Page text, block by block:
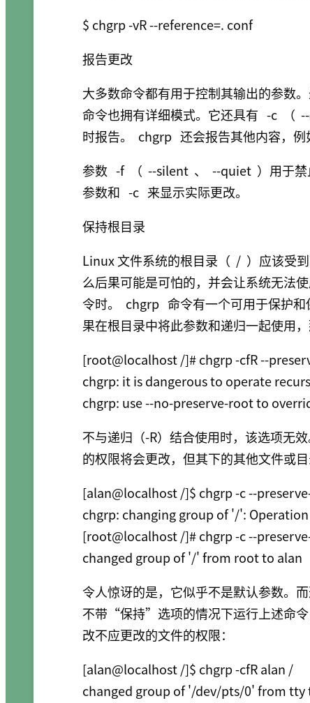
$ chgrp -vR --reference=. conf
报告更改
大多数命令都有用于控制其输出的参数
命令也拥有详细模式。它还具有 -c （
时报告。
chgrp 还会报告其他内容，例
参数 -f （ --silent 、 --quiet ）用于
参数和 -c 来显示实际更改。
保持根目录
Linux 文件系统的根目录（ / ）应该受
么后果可能是可怕的，并会让系统无法
令时。
chgrp 命令有一个可用于保护
果在根目录中将此参数和递归一起使用
[root@localhost /]# chgrp -cfR --
chgrp: it is dangerous to operate
chgrp: use --no-preserve-root to
不与递归（-R）结合使用时，该选项无
的权限将会更改，但其下的其他文件或目
[alan@localhost /]$ chgrp -c --
chgrp: changing group of '/':
[root@localhost /]# chgrp -c --
changed group of '/' from root to alan
令人惊讶的是，它似乎不是默认参数。
不带“保持”选项的情况下运行上述命
改不应更改的文件的权限：
[alan@localhost /]$ chgrp -cfR alan /
changed group of '/dev/pts/0' from tty